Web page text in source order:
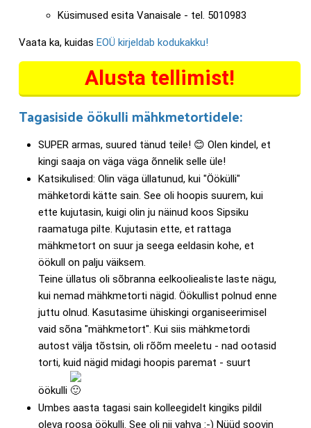
Küsimused esita Vanaisale - tel. 5010983
Vaata ka, kuidas EOÜ kirjeldab kodukakku!
Alusta tellimist!
Tagasiside öökulli mähkmetortidele:
SUPER armas, suured tänud teile! 😊 Olen kindel, et
kingi saaja on väga väga õnnelik selle üle!
Katsikulised: Olin väga üllatunud, kui "Öökülli"
mähketordi kätte sain. See oli hoopis suurem, kui
ette kujutasin, kuigi olin ju näinud koos Sipsiku
raamatuga pilte. Kujutasin ette, et rattaga
mähkmetort on suur ja seega eeldasin kohe, et
öökull on palju väiksem.
Teine üllatus oli sõbranna eelkooliealiste laste nägu,
kui nemad mähkmetorti nägid. Öökullist polnud enne
juttu olnud. Kasutasime ühiskingi organiseerimisel
vaid sõna "mähkmetort". Kui siis mähkmetordi
autost välja tõstsin, oli rõõm meeletu - nad ootasid
torti, kuid nägid midagi hoopis paremat - suurt
öökulli
Umbes aasta tagasi sain kolleegidelt kingiks pildil
oleva roosa öökulli. See oli nii vahva :-) Nüüd soovin